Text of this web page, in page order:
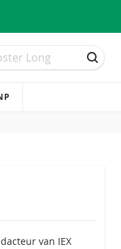
ZOEK
van IEX